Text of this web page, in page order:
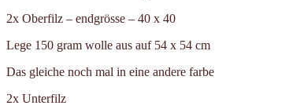
2x Oberfilz – endgrösse – 40 x 40
Lege 150 gram wolle aus auf 54 x 54 cm
Das gleiche noch mal in eine andere farbe
2x Unterfilz